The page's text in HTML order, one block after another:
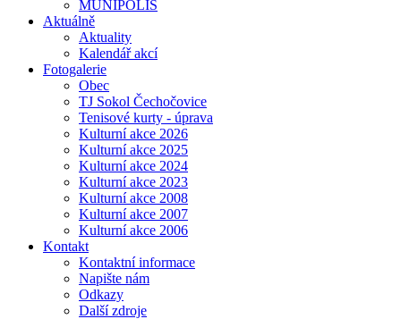
MUNIPOLIS
Aktuálně
Aktuality
Kalendář akcí
Fotogalerie
Obec
TJ Sokol Čechočovice
Tenisové kurty - úprava
Kulturní akce 2026
Kulturní akce 2025
Kulturní akce 2024
Kulturní akce 2023
Kulturní akce 2008
Kulturní akce 2007
Kulturní akce 2006
Kontakt
Kontaktní informace
Napište nám
Odkazy
Další zdroje